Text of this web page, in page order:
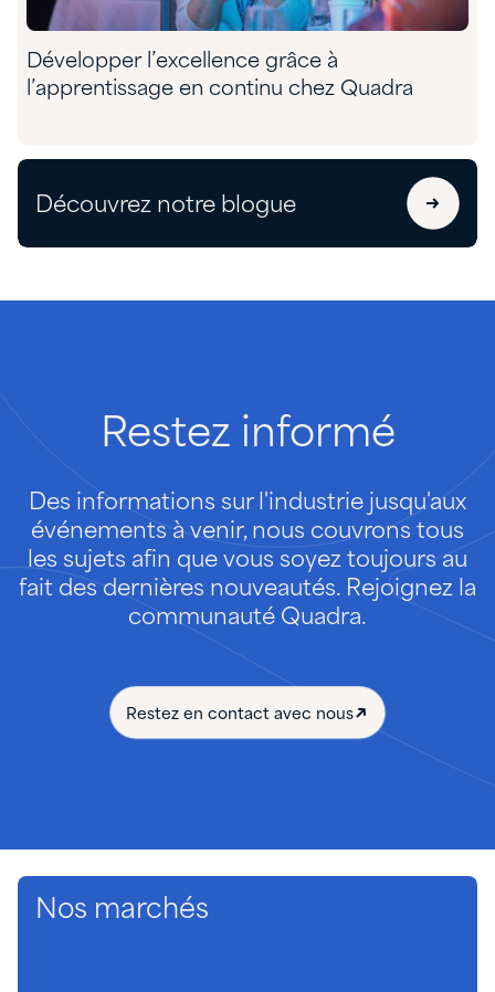
Développer l’excellence grâce à
l’apprentissage en continu chez Quadra
Découvrez notre blogue
Restez informé
Des informations sur l'industrie jusqu'aux
événements à venir, nous couvrons tous
les sujets afin que vous soyez toujours au
fait des dernières nouveautés. Rejoignez la
communauté Quadra.
Restez en contact avec nous
Nos marchés